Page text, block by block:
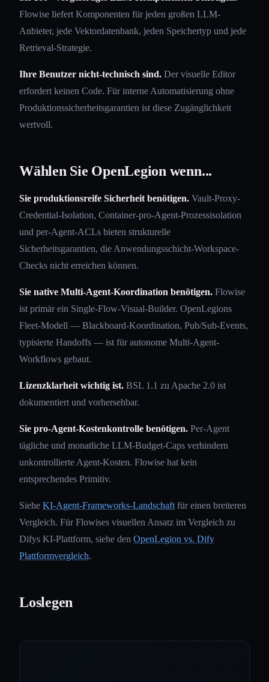
Flowise liefert Komponenten für jeden großen LLM-
Anbieter, jede Vektordatenbank, jeden Speichertyp und jede
Retrieval-Strategie.
Ihre Benutzer nicht-technisch sind. Der visuelle Editor
erfordert keinen Code. Für interne Automatisierung ohne
Produktionssicherheitsgarantien ist diese Zugänglichkeit
wertvoll.
Wählen Sie OpenLegion wenn...
Sie produktionsreife Sicherheit benötigen. Vault-Proxy-
Credential-Isolation, Container-pro-Agent-Prozessisolation
und per-Agent-ACLs bieten strukturelle
Sicherheitsgarantien, die Anwendungsschicht-Workspace-
Checks nicht erreichen können.
Sie native Multi-Agent-Koordination benötigen. Flowise
ist primär ein Single-Flow-Visual-Builder. OpenLegions
Fleet-Modell — Blackboard-Koordination, Pub/Sub-Events,
typisierte Handoffs — ist für autonome Multi-Agent-
Workflows gebaut.
Lizenzklarheit wichtig ist. BSL 1.1 zu Apache 2.0 ist
dokumentiert und vorhersehbar.
Sie pro-Agent-Kostenkontrolle benötigen. Per-Agent
tägliche und monatliche LLM-Budget-Caps verhindern
unkontrollierte Agent-Kosten. Flowise hat kein
entsprechendes Primitiv.
Siehe KI-Agent-Frameworks-Landschaft für einen breiteren
Vergleich. Für Flowises visuellen Ansatz im Vergleich zu
Difys KI-Plattform, siehe den OpenLegion vs. Dify
Plattformvergleich.
Loslegen